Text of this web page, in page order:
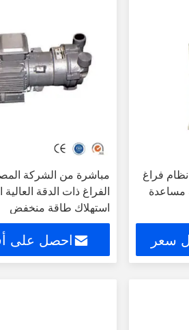
فراغ
مساعدة
سعر
مباشرة من الشركة
الفراغ ذات الدقة
استهلاك طاقة منخفض
احصل على